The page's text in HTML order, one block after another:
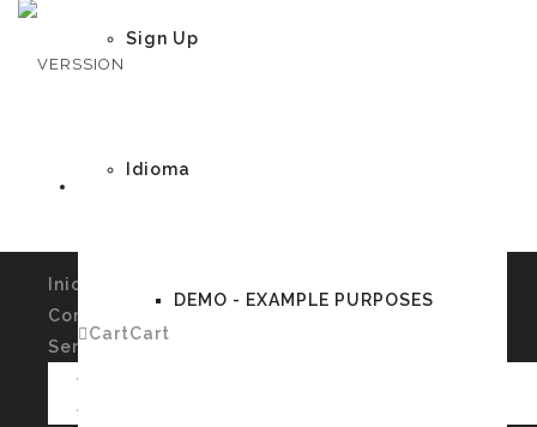
Sign Up
Idioma
DEMO - EXAMPLE PURPOSES
CartCart
Inicio
Conócenos
Servicios